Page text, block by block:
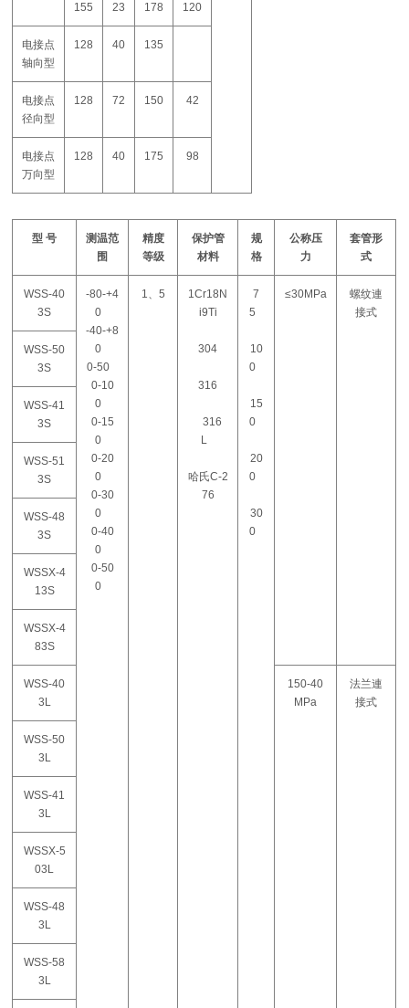
155 23 178 120
电接点
轴向型
128 40 135
电接点
径向型
128 72 150 42
电接点
万向型
128 40 175 98
型 号
测温范
围
精度
等级
保护管
材料
规
格
公称压
力
套管形
式
WSS-40
3S
-80-+4
0
-40-+8
0
0-50
0-10
0
0-15
0
0-20
0
0-30
0
0-40
0
0-50
0
1、5
1Cr18N
i9Ti
304
316
316
L
哈氏C-2
76
7
5
10
0
15
0
20
0
30
0
≤30MPa
螺纹連
接式
WSS-50
3S
WSS-41
3S
WSS-51
3S
WSS-48
3S
WSSX-4
13S
WSSX-4
83S
WSS-40
3L
150-40
MPa
法兰連
接式
WSS-50
3L
WSS-41
3L
WSSX-5
03L
WSS-48
3L
WSS-58
3L